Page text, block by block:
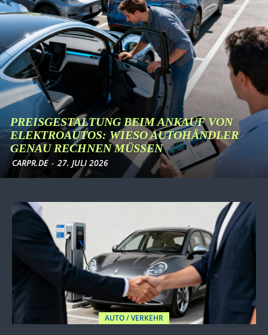
PREISGESTALTUNG BEIM ANKAUF VON
ELEKTROAUTOS: WIESO AUTOHÄNDLER
GENAU RECHNEN MÜSSEN
CARPR.DE - 27. JULI 2026
AUTO / VERKEHR